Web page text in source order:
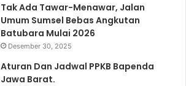
Tak Ada Tawar-Menawar, Jalan
Umum Sumsel Bebas Angkutan
Batubara Mulai 2026
Desember 30, 2025
Aturan Dan Jadwal PPKB Bapenda
Jawa Barat.